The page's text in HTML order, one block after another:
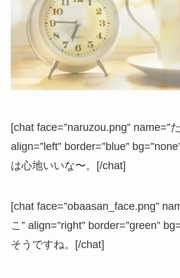
[chat face=”naruzou.png” name=”
align=”left” border=”blue”
は心地いいな〜。[/chat]
[chat face=”obaasan_face.png”
こ” align=”right” border=”green”
そうですね。[/chat]